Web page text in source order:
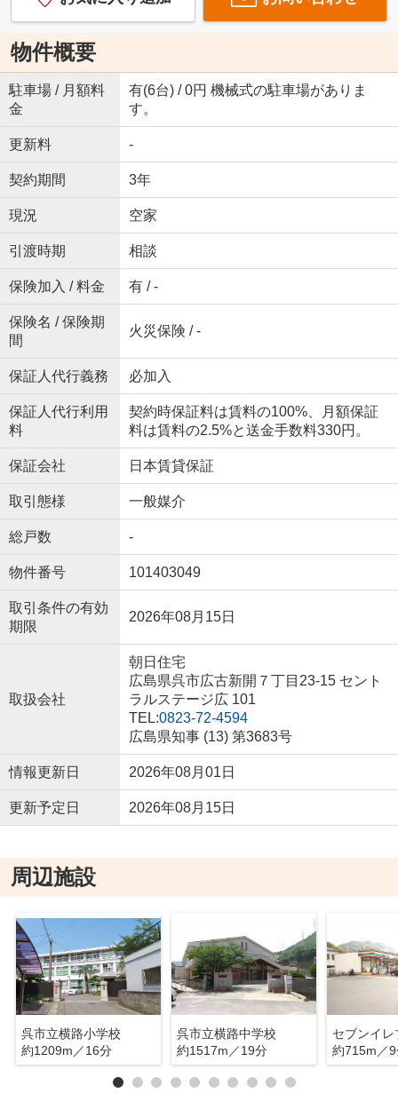
物件概要
駐車場 / 月額料
金
有(6台) / 0円 機械式の駐車場がありま
す。
更新料 -
契約期間 3年
現況 空家
引渡時期 相談
保険加入 / 料金 有 / -
保険名 / 保険期
間
火災保険 / -
保証人代行義務 必加入
保証人代行利用
料
契約時保証料は賃料の100%、月額保証
料は賃料の2.5%と送金手数料330円。
保証会社 日本賃貸保証
取引態様 一般媒介
総戸数 -
物件番号 101403049
取引条件の有効
期限
2026年08月15日
取扱会社
朝日住宅
広島県呉市広古新開７丁目23-15 セント
ラルステージ広 101
TEL:0823-72-4594
広島県知事 (13) 第3683号
情報更新日 2026年08月01日
更新予定日 2026年08月15日
周辺施設
呉市立横路小学校
約1209m／16分
呉市立横路中学校
約1517m／19分
約715m／